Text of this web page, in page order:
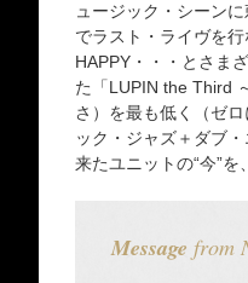
ュージック・シーン
でラスト・ライヴを
HAPPY・・・とさま
た「LUPIN the Third
さ）を最も低く（ゼ
ック・ジャズ＋ダブ
来たユニットの“今”を
Message from